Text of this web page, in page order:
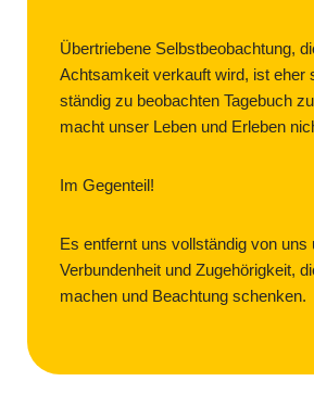
Übertriebene Selbstbeobachtung,
Achtsamkeit verkauft wird, ist eher
ständig zu beobachten Tagebuch
macht unser Leben und Erleben
Im Gegenteil!
Es entfernt uns vollständig von uns
Verbundenheit und Zugehörigkeit,
machen und Beachtung schenken.